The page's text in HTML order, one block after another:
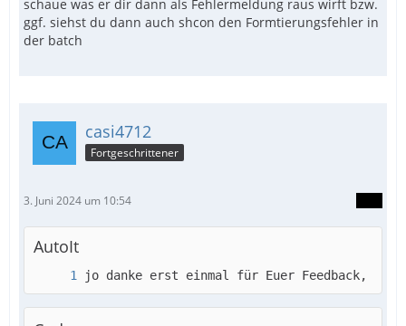
schaue was er dir dann als Fehlermeldung raus wirft bzw.
ggf. siehst du dann auch shcon den Formtierungsfehler in
der batch
casi4712
Fortgeschrittener
3. Juni 2024 um 10:54
AutoIt
jo danke erst einmal für Euer Feedback,